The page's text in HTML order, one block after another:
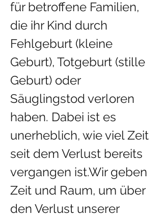
für betroffene Familien,
die ihr Kind durch
Fehlgeburt (kleine
Geburt), Totgeburt (stille
Geburt) oder
Säuglingstod verloren
haben. Dabei ist es
unerheblich, wie viel Zeit
seit dem Verlust bereits
vergangen ist.Wir geben
Zeit und Raum, um über
den Verlust unserer